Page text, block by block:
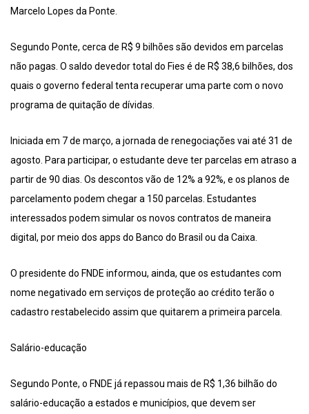
Marcelo Lopes da Ponte.
Segundo Ponte, cerca de R$ 9 bilhões são devidos em parcelas
não pagas. O saldo devedor total do Fies é de R$ 38,6 bilhões, dos
quais o governo federal tenta recuperar uma parte com o novo
programa de quitação de dívidas.
Iniciada em 7 de março, a jornada de renegociações vai até 31 de
agosto. Para participar, o estudante deve ter parcelas em atraso a
partir de 90 dias. Os descontos vão de 12% a 92%, e os planos de
parcelamento podem chegar a 150 parcelas. Estudantes
interessados podem simular os novos contratos de maneira
digital, por meio dos apps do Banco do Brasil ou da Caixa.
O presidente do FNDE informou, ainda, que os estudantes com
nome negativado em serviços de proteção ao crédito terão o
cadastro restabelecido assim que quitarem a primeira parcela.
Salário-educação
Segundo Ponte, o FNDE já repassou mais de R$ 1,36 bilhão do
salário-educação a estados e municípios, que devem ser